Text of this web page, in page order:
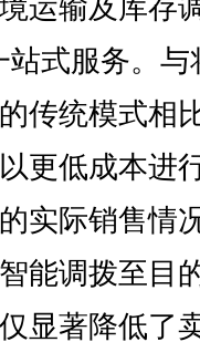
运输及库存
站式服务。
传统模式相
更低成本进
实际销售情
能调拨至目
显著降低了